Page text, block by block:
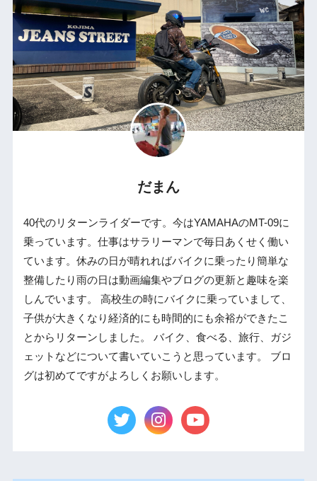
だまん
40代のリターンライダーです。今はYAMAHAのMT-09に
乗っています。仕事はサラリーマンで毎日あくせく働い
ています。休みの日が晴れればバイクに乗ったり簡単な
整備したり雨の日は動画編集やブログの更新と趣味を楽
しんでいます。 高校生の時にバイクに乗っていまして、
子供が大きくなり経済的にも時間的にも余裕ができたこ
とからリターンしました。 バイク、食べる、旅行、ガジ
ェットなどについて書いていこうと思っています。 ブロ
グは初めてですがよろしくお願いします。